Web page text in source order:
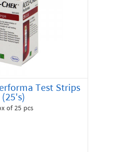
Test Strips
(25's)
of 25 pcs